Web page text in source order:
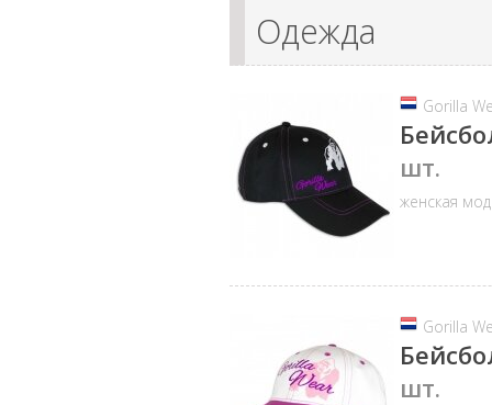
Одежда
Gorilla
шт.
женская
Gorilla
шт.